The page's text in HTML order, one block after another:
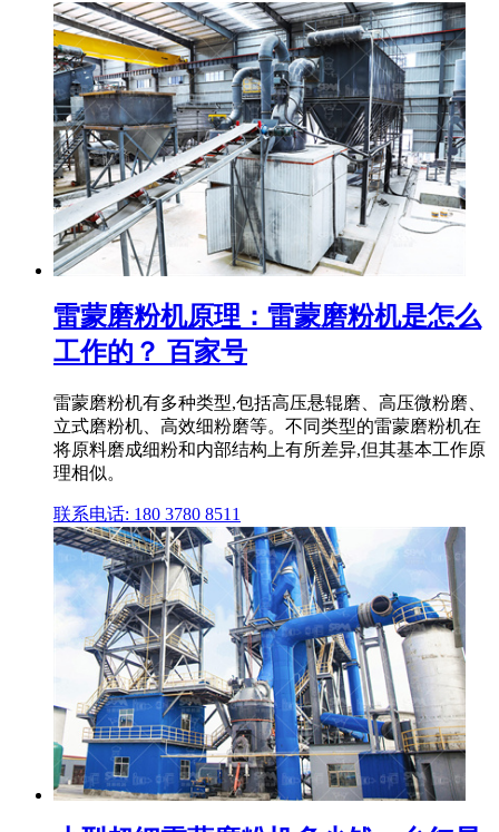
雷蒙磨粉机原理：雷蒙磨粉机是怎么
工作的？ 百家号
雷蒙磨粉机有多种类型,包括高压悬辊磨、高压微粉磨、
立式磨粉机、高效细粉磨等。不同类型的雷蒙磨粉机在
将原料磨成细粉和内部结构上有所差异,但其基本工作原
理相似。
联系电话: 180 3780 8511